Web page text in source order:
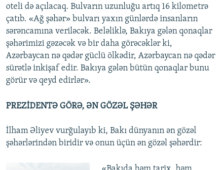
oteli də açılacaq. Bulvarın uzunluğu artıq 16 kilometrə
çatıb. «Ağ şəhər» bulvarı yaxın günlərdə insanların
sərəncamına veriləcək. Beləliklə, Bakıya gələn qonaqlar
şəhərimizi gəzəcək və bir daha görəcəklər ki,
Azərbaycan nə qədər güclü ölkədir, Azərbaycan nə qədər
sürətlə inkişaf edir. Bakıya gələn bütün qonaqlar bunu
görür və qeyd edirlər».
PREZİDENTƏ GÖRƏ, ƏN GÖZƏL ŞƏHƏR
İlham Əliyev vurğulayıb ki, Bakı dünyanın ən gözəl
şəhərlərindən biridir və onun üçün ən gözəl şəhərdir: